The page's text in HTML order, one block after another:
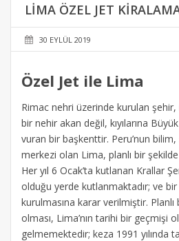
LIMA ÖZEL JET
30 EYLÜL 2019
Özel Jet ile Lima
Rimac nehri üzerinde kurulan
bir nehir akan değil, kıyılarına
vuran bir başkenttir. Peru’nun
merkezi olan Lima, planlı bir
Her yıl 6 Ocak’ta kutlanan Krallar
olduğu yerde kutlanmaktadır; ve bir
kurulmasına karar verilmiştir.
olması, Lima’nın tarihi bir geçmişi
gelmemektedir; keza 1991 yılında